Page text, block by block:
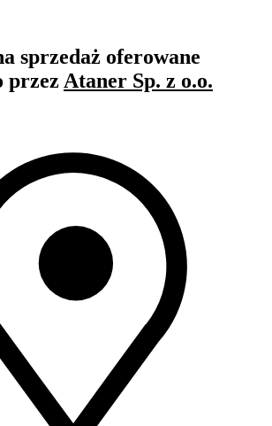
sprzedaż oferowane
przez Ataner Sp. z o.o.